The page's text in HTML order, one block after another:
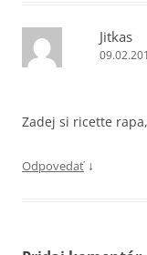
Jitkas
Zadej si ricette
Odpovedať ↓